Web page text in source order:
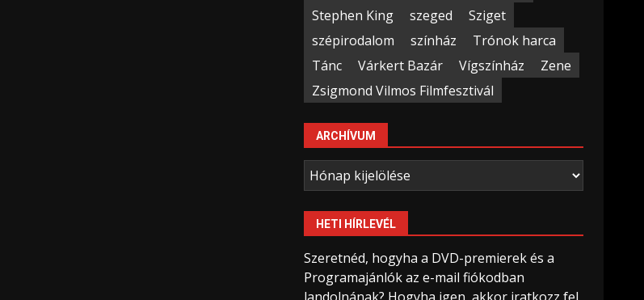
Stephen King
szeged
Sziget
szépirodalom
színház
Trónok harca
Tánc
Várkert Bazár Vígszínház
Zene
Zsigmond Vilmos Filmfesztivál
ARCHÍVUM
Archívum
HETI HÍRLEVÉL
Szeretnéd, hogyha a DVD-premierek és a
Programajánlók az e-mail fiókodban